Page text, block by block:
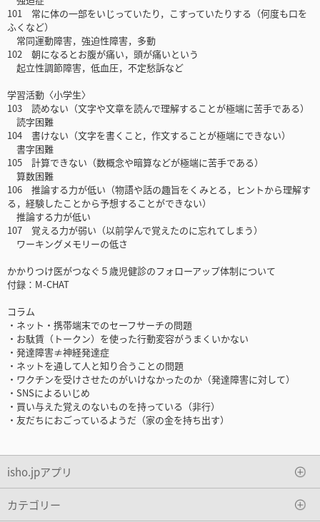
101 常に体の一部をいじっていたり，こすっていたりする（何度も口を
ふくなど）
常同運動障害，強迫性障害，多動
102 朝になるとお腹が痛い，頭が痛いという
起立性調節障害，低血圧，不定愁訴など
学習活動〈小学生〉
103 読めない（文字や文章を読んで理解することが極端に苦手である）
読字困難
104 書けない（文字を書くこと，作文することが極端にできない）
書字困難
105 計算できない（数概念や暗算などが極端に苦手である）
算数困難
106 推論する力が低い（物語や話の趣旨をくみとる，ヒントから理解す
る，経験したことから予想することができない）
推論する力が低い
107 覚える力が弱い（以前学んで覚えたのに忘れてしまう）
ワーキングメモリーの低さ
かかりつけ医がつなぐ５歳児健診のフォローアップ体制について
付録：M-CHAT
コラム
・ネット・携帯端末でのセーフサーチの問題
・お駄賃（トークン）を使った行動変容がうまくいかない
・発達障害≠神経発達症
・ネットを通して人と知り合うことの問題
・ワクチンを受けさせたのがいけなかったのか（発達障害に対して）
・SNSによるいじめ
・買い与えた覚えのないものを持っている（非行）
・友だちにおごっているようだ（家の金を持ち出す）
isho.jpアプリ
カテゴリー